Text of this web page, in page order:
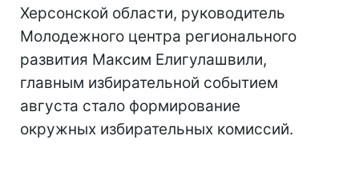
Херсонской области, руководитель
Молодежного центра регионального
развития Максим Елигулашвили,
главным избирательной событием
августа стало формирование
окружных избирательных комиссий.